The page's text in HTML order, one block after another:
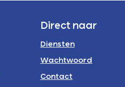
Direct naar
Diensten
Wachtwoord
Contact